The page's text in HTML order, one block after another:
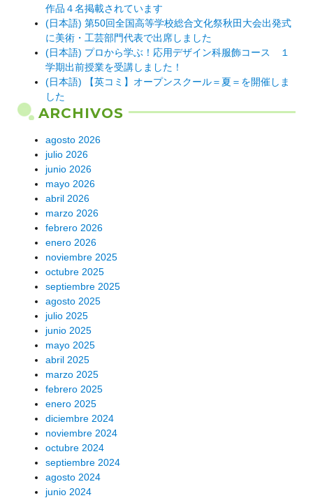
作品４名掲載されています
(日本語) 第50回全国高等学校総合文化祭秋田大会出発式
に美術・工芸部門代表で出席しました
(日本語) プロから学ぶ！応用デザイン科服飾コース １
学期出前授業を受講しました！
(日本語) 【英コミ】オープンスクール＝夏＝を開催しま
した
ARCHIVOS
agosto 2026
julio 2026
junio 2026
mayo 2026
abril 2026
marzo 2026
febrero 2026
enero 2026
noviembre 2025
octubre 2025
septiembre 2025
agosto 2025
julio 2025
junio 2025
mayo 2025
abril 2025
marzo 2025
febrero 2025
enero 2025
diciembre 2024
noviembre 2024
octubre 2024
septiembre 2024
agosto 2024
junio 2024